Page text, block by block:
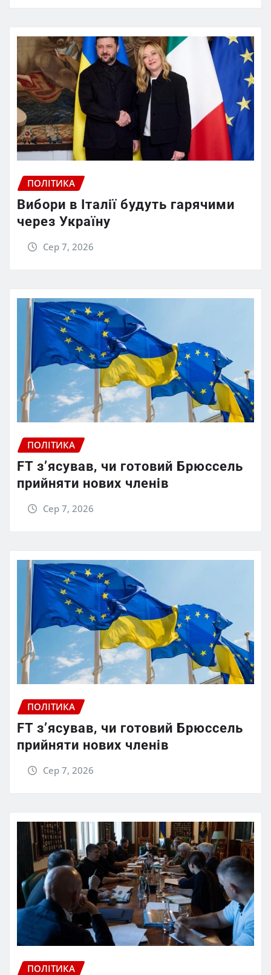
ПОЛІТИКА
Вибори в Італії будуть гарячими
через Україну
Сер 7, 2026
ПОЛІТИКА
FT зʼясував, чи готовий Брюссель
прийняти нових членів
Сер 7, 2026
ПОЛІТИКА
FT зʼясував, чи готовий Брюссель
прийняти нових членів
Сер 7, 2026
ПОЛІТИКА